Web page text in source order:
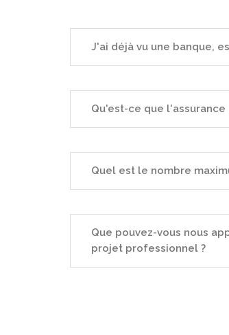
J'ai déjà vu une banque,
Qu'est-ce que
Quel est le nombre
Que pouvez-vous nous
projet professionnel ?